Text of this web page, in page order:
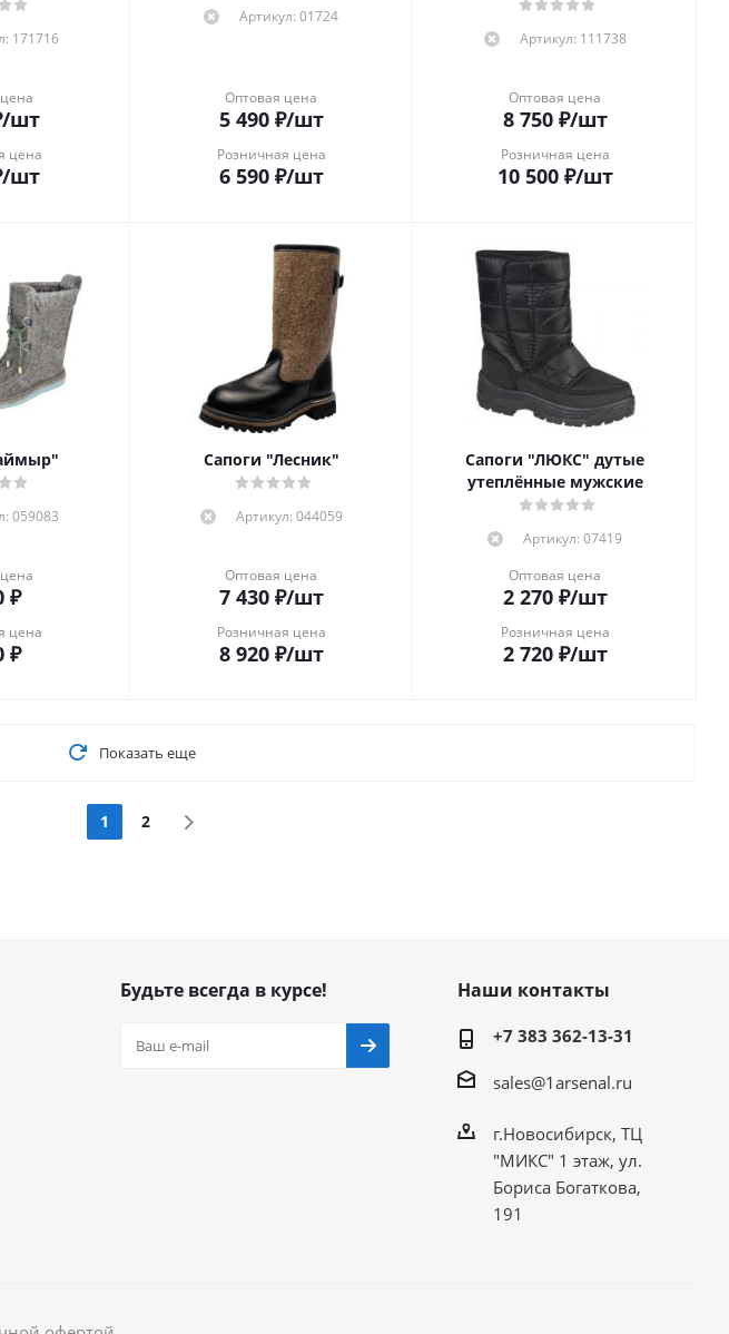
171716
/шт
цена
/шт
Артикул: 01724
Оптовая цена
5 490₽/шт
Розничная цена
6 590₽/шт
Артикул: 111738
Оптовая цена
8 750₽/шт
Розничная цена
10 500₽/шт
059083
₽
цена
₽
Сапоги "Лесник"
Артикул: 044059
Оптовая цена
7 430₽/шт
Розничная цена
8 920₽/шт
Сапоги "ЛЮКС" дутые
утеплённые мужские
Артикул: 07419
Оптовая цена
2 270₽/шт
Розничная цена
2 720₽/шт
Показать еще
1 2
Будьте всегда в курсе! Наши контакты
+7 383 362-13-31
sales@1arsenal.ru
г.Новосибирск, ТЦ
"МИКС" 1 этаж, ул.
Бориса Богаткова,
191